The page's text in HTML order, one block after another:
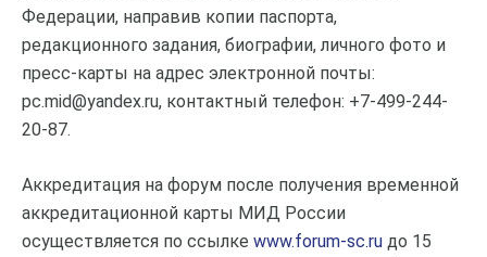
Федерации, направив копии паспорта,
редакционного задания, биографии, личного фото и
пресс-карты на адрес электронной почты:
pc.mid@yandex.ru, контактный телефон: +7-499-244-
20-87.
Аккредитация на форум после получения временной
аккредитационной карты МИД России
осуществляется по ссылке www.forum-sc.ru до 15